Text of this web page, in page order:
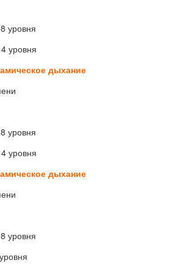
уровня
уровня
дыхание
уровня
уровня
дыхание
уровня